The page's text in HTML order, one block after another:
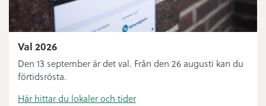
Val 2026
Den 13 september är det val. Från den 26 augusti kan du
förtidsrösta.
Här hittar du lokaler och tider
Bredbandsutbyggnad
Bibliotek
Knut’n
Felanmälan och journummer